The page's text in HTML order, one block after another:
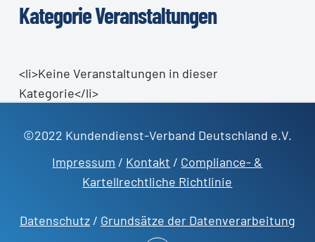
Kategorie Veranstaltungen
<li>Keine Veranstaltungen in dieser
Kategorie</li>
©2022 Kundendienst-Verband Deutschland e.V.
Impressum / Kontakt / Compliance- &
Kartellrechtliche Richtlinie
Datenschutz/ Grundsätze der Datenverarbeitung